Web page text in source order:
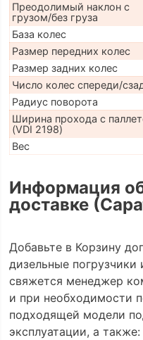
Преодолимый наклон с
грузом/без груза
База колес
Размер передних колес
Размер задних колес
Число колес спереди/
Радиус поворота
Ширина прохода с
(VDI 2198)
Вес
Информация
доставке
Добавьте в Корзину
дизельные
свяжется менеджер
и при необходимости
подходящей модели
эксплуатации, а также: